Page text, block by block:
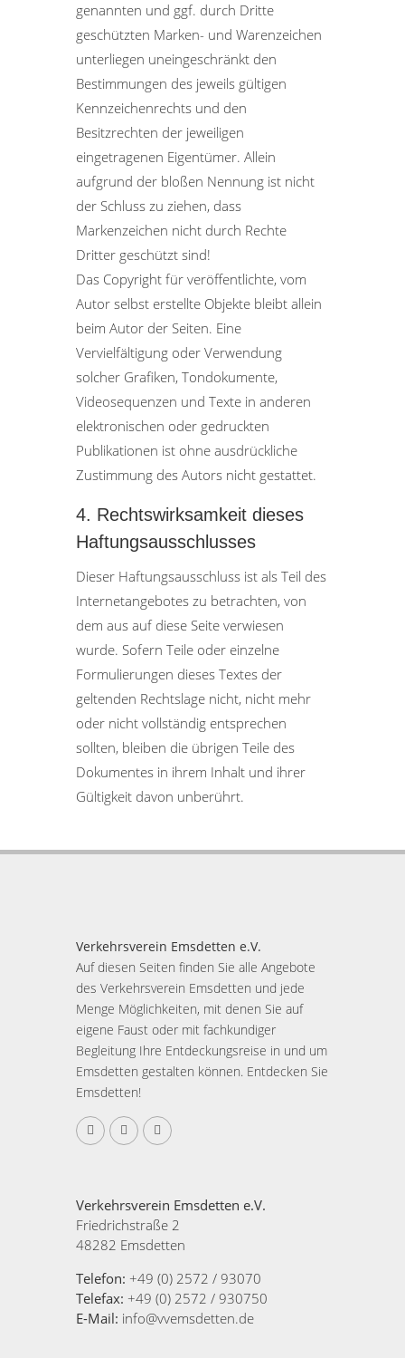
genannten und ggf. durch Dritte
geschützten Marken- und Warenzeichen
unterliegen uneingeschränkt den
Bestimmungen des jeweils gültigen
Kennzeichenrechts und den
Besitzrechten der jeweiligen
eingetragenen Eigentümer. Allein
aufgrund der bloßen Nennung ist nicht
der Schluss zu ziehen, dass
Markenzeichen nicht durch Rechte
Dritter geschützt sind!
Das Copyright für veröffentlichte, vom
Autor selbst erstellte Objekte bleibt allein
beim Autor der Seiten. Eine
Vervielfältigung oder Verwendung
solcher Grafiken, Tondokumente,
Videosequenzen und Texte in anderen
elektronischen oder gedruckten
Publikationen ist ohne ausdrückliche
Zustimmung des Autors nicht gestattet.
4. Rechtswirksamkeit dieses
Haftungsausschlusses
Dieser Haftungsausschluss ist als Teil des
Internetangebotes zu betrachten, von
dem aus auf diese Seite verwiesen
wurde. Sofern Teile oder einzelne
Formulierungen dieses Textes der
geltenden Rechtslage nicht, nicht mehr
oder nicht vollständig entsprechen
sollten, bleiben die übrigen Teile des
Dokumentes in ihrem Inhalt und ihrer
Gültigkeit davon unberührt.
Verkehrsverein Emsdetten e.V.
Auf diesen Seiten finden Sie alle Angebote
des Verkehrsverein Emsdetten und jede
Menge Möglichkeiten, mit denen Sie auf
eigene Faust oder mit fachkundiger
Begleitung Ihre Entdeckungsreise in und um
Emsdetten gestalten können. Entdecken Sie
Emsdetten!
Verkehrsverein Emsdetten e.V.
Friedrichstraße 2
48282 Emsdetten
Telefon: +49 (0) 2572 / 93070
Telefax: +49 (0) 2572 / 930750
E-Mail: info@vvemsdetten.de